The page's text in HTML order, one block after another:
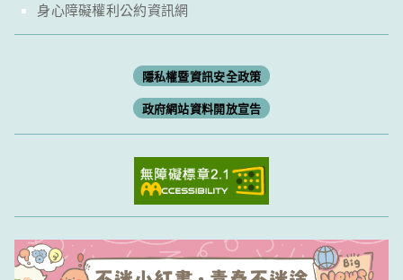
身心障礙權利公約資訊網
隱私權暨資訊安全政策
政府網站資料開放宣告